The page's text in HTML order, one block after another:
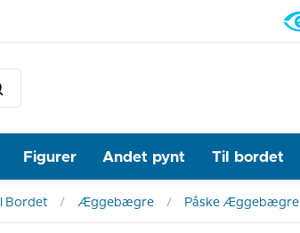
Figurer Andet pynt Til bordet
Bordet Æggebægre Påske Æggebægre